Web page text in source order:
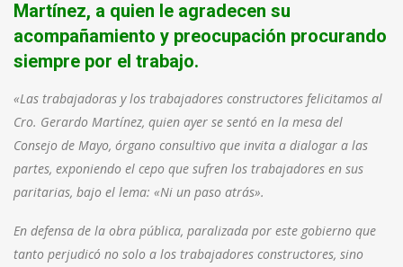
Martínez, a quien le agradecen su
acompañamiento y preocupación procurando
siempre por el trabajo.
«Las trabajadoras y los trabajadores constructores felicitamos al
Cro. Gerardo Martínez, quien ayer se sentó en la mesa del
Consejo de Mayo, órgano consultivo que invita a dialogar a las
partes, exponiendo el cepo que sufren los trabajadores en sus
paritarias, bajo el lema: «Ni un paso atrás».
En defensa de la obra pública, paralizada por este gobierno que
tanto perjudicó no solo a los trabajadores constructores, sino